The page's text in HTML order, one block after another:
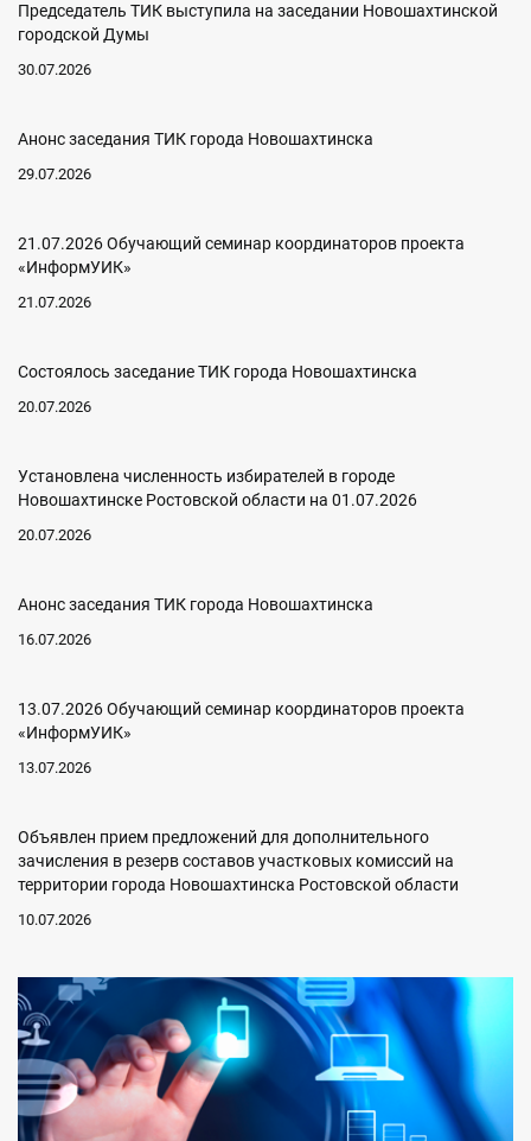
Председатель ТИК выступила на заседании Новошахтинской
городской Думы
30.07.2026
Анонс заседания ТИК города Новошахтинска
29.07.2026
21.07.2026 Обучающий семинар координаторов проекта
«ИнформУИК»
21.07.2026
Состоялось заседание ТИК города Новошахтинска
20.07.2026
Установлена численность избирателей в городе
Новошахтинске Ростовской области на 01.07.2026
20.07.2026
Анонс заседания ТИК города Новошахтинска
16.07.2026
13.07.2026 Обучающий семинар координаторов проекта
«ИнформУИК»
13.07.2026
Объявлен прием предложений для дополнительного
зачисления в резерв составов участковых комиссий на
территории города Новошахтинска Ростовской области
10.07.2026